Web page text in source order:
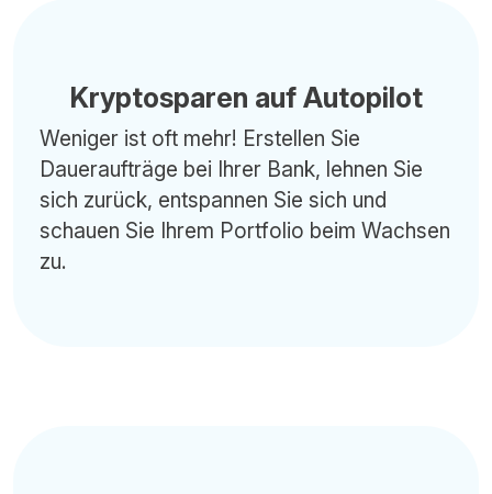
Kryptosparen auf Autopilot
Weniger ist oft mehr! Erstellen Sie
Daueraufträge bei Ihrer Bank, lehnen Sie
sich zurück, entspannen Sie sich und
schauen Sie Ihrem Portfolio beim Wachsen
zu.